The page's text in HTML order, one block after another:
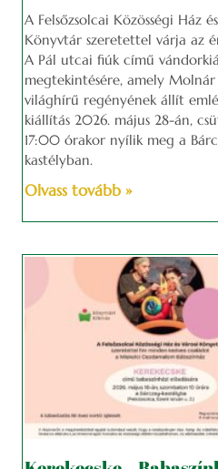
A Felsőzsolcai Közösségi Ház
Könyvtár szeretettel várja az
A Pál utcai fiúk című
megtekintésére, amely Molnár
világhírű regényének állít
kiállítás 2026. május 28-án,
17:00 órakor nyílik meg a
kastélyban.
Olvass tovább »